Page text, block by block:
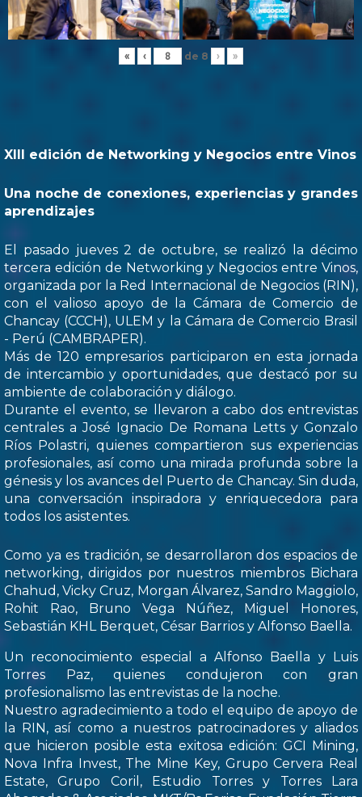
« ‹ de 8 › »
XIII edición de Networking y Negocios entre Vinos
Una noche de conexiones, experiencias y grandes
aprendizajes
El pasado jueves 2 de octubre, se realizó la décimo
tercera edición de Networking y Negocios entre Vinos,
organizada por la Red Internacional de Negocios (RIN),
con el valioso apoyo de la Cámara de Comercio de
Chancay (CCCH), ULEM y la Cámara de Comercio Brasil
- Perú (CAMBRAPER).
Más de 120 empresarios participaron en esta jornada
de intercambio y oportunidades, que destacó por su
ambiente de colaboración y diálogo.
Durante el evento, se llevaron a cabo dos entrevistas
centrales a José Ignacio De Romana Letts y Gonzalo
Ríos Polastri, quienes compartieron sus experiencias
profesionales, así como una mirada profunda sobre la
génesis y los avances del Puerto de Chancay. Sin duda,
una conversación inspiradora y enriquecedora para
todos los asistentes.
Como ya es tradición, se desarrollaron dos espacios de
networking, dirigidos por nuestros miembros Bichara
Chahud, Vicky Cruz, Morgan Álvarez, Sandro Maggiolo,
Rohit Rao, Bruno Vega Núñez, Miguel Honores,
Sebastián KHL Berquet, César Barrios y Alfonso Baella.
Un reconocimiento especial a Alfonso Baella y Luis
Torres Paz, quienes condujeron con gran
profesionalismo las entrevistas de la noche.
Nuestro agradecimiento a todo el equipo de apoyo de
la RIN, así como a nuestros patrocinadores y aliados
que hicieron posible esta exitosa edición: GCI Mining,
Nova Infra Invest, The Mine Key, Grupo Cervera Real
Estate, Grupo Coril, Estudio Torres y Torres Lara